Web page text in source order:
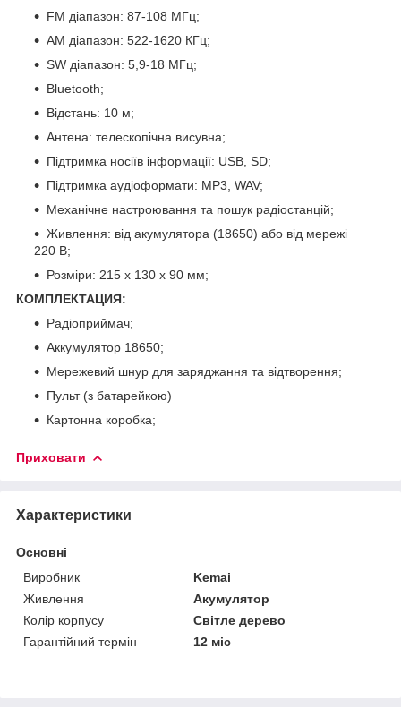
FM діапазон: 87-108 МГц;
AM діапазон: 522-1620 КГц;
SW діапазон: 5,9-18 МГц;
Bluetooth;
Відстань: 10 м;
Антена: телескопічна висувна;
Підтримка носіїв інформації: USB, SD;
Підтримка аудіоформати: MP3, WAV;
Механічне настроювання та пошук радіостанцій;
Живлення: від акумулятора (18650) або від мережі
220 В;
Розміри: 215 х 130 х 90 мм;
КОМПЛЕКТАЦИЯ:
Радіоприймач;
Аккумулятор 18650;
Мережевий шнур для заряджання та відтворення;
Пульт (з батарейкою)
Картонна коробка;
Приховати
Характеристики
Основні
Виробник
Kemai
Живлення
Акумулятор
Колір корпусу
Світле дерево
Гарантійний термін
12 міс